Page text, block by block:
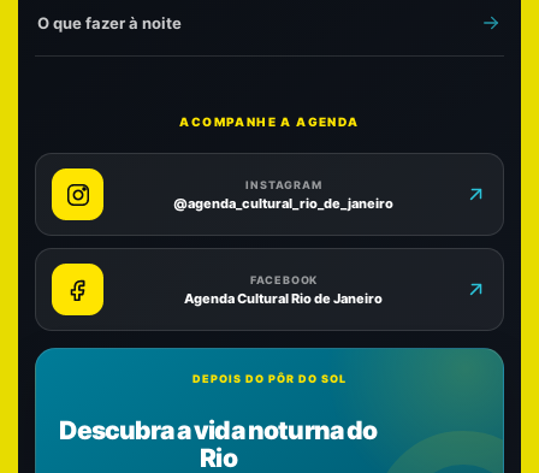
O que fazer à noite
ACOMPANHE A AGENDA
INSTAGRAM
@agenda_cultural_rio_de_janeiro
FACEBOOK
Agenda Cultural Rio de Janeiro
DEPOIS DO PÔR DO SOL
Descubra a vida noturna do
Rio